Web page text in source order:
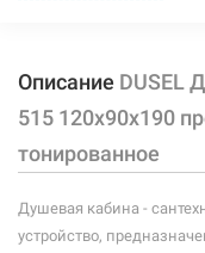
Тип поддона:
Задняя стенка:
Крыша:
Описание DUSEL
515 120x90x190
тонированное
Душевая кабина -
устройство,